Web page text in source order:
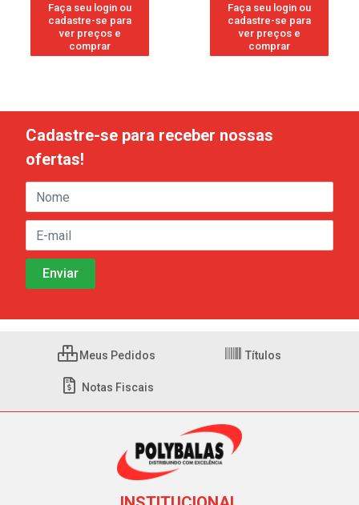
Faça seu login ou
cadastre-se para
ver preços e
comprar
Faça seu login ou
cadastre-se para
ver preços e
comprar
Cadastre-se para receber nossas
ofertas!
Meus Pedidos Títulos
Notas Fiscais